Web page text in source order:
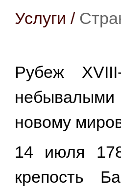
Услуги /
Рубеж
новому
14 июля
крепость